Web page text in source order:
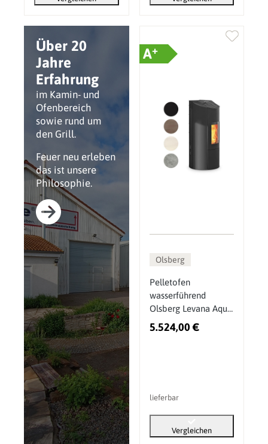
Über 20
Jahre
Erfahrung
im Kamin- und
Ofenbereich
sowie rund um
den Grill.
Feuer neu erleben
das ist unsere
Philosophie.
A+
Olsberg
Pelletofen
wasserführend
Olsberg Levana Aqua
3.0 8 kW
5.524,00 €
lieferbar
Vergleichen